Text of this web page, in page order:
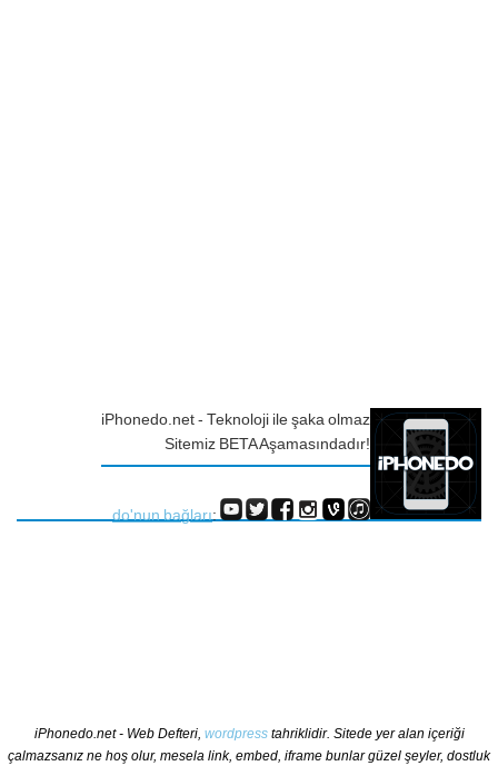
iPhonedo.net - Teknoloji ile şaka olmaz
Sitemiz BETA Aşamasındadır!
do'nun bağları:
iPhonedo.net - Web Defteri, wordpresstahriklidir. Sitede yer alan içeriği
çalmazsanız ne hoş olur, mesela link, embed, iframe bunlar güzel şeyler, dostluk